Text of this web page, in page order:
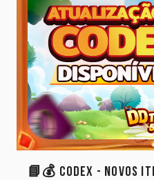
📘💰 Codex - Novos